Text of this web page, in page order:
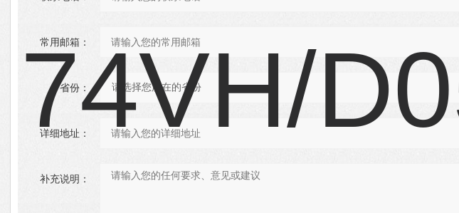
常用邮箱：
省份：
详细地址：
补充说明：